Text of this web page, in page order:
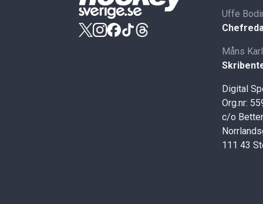
Uffe
Måns
Digital
Org.nr:
c/o
111 43